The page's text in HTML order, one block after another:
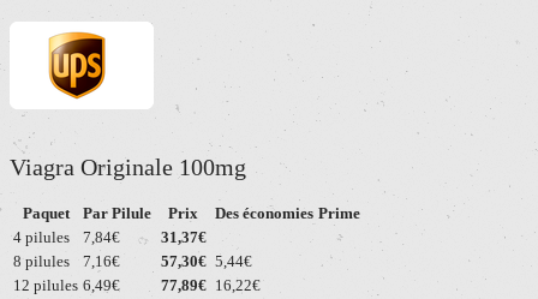
Viagra Originale 100mg
Paquet Par Pilule Prix Des économies Prime
4 pilules
7,84€
31,37€
8 pilules
7,16€ 57,30€ 5,44€
12 pilules 6,49€ 77,89€ 16,22€